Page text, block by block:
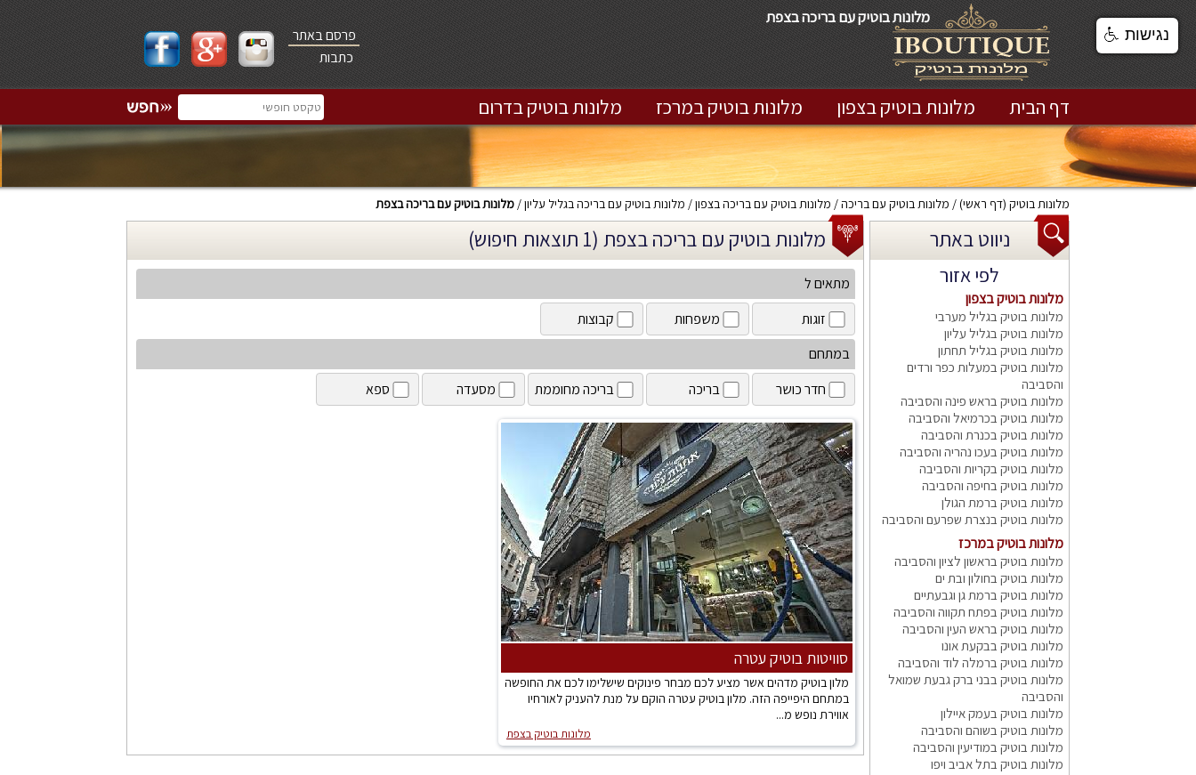
מלונות בוטיק עם בריכה בצפת
פרסם באתר
כתבות
דף הבית מלונות בוטיק בצפון מלונות בוטיק במרכז מלונות בוטיק בדרום
מלונות בוטיק (דף ראשי) מלונות בוטיק עם בריכה מלונות בוטיק עם בריכה בצפון מלונות בוטיק עם בריכה בגליל עליון מלונות בוטיק עם בריכה בצפת
ניווט באתר
לפי אזור
מלונות בוטיק בצפון
מלונות בוטיק בגליל מערבי
מלונות בוטיק בגליל עליון
מלונות בוטיק בגליל תחתון
מלונות בוטיק במעלות כפר ורדים
והסביבה
מלונות בוטיק בראש פינה והסביבה
מלונות בוטיק בכרמיאל והסביבה
מלונות בוטיק בכנרת והסביבה
מלונות בוטיק בעכו נהריה והסביבה
מלונות בוטיק בקריות והסביבה
מלונות בוטיק בחיפה והסביבה
מלונות בוטיק ברמת הגולן
מלונות בוטיק בנצרת שפרעם והסביבה
מלונות בוטיק במרכז
מלונות בוטיק בראשון לציון והסביבה
מלונות בוטיק בחולון ובת ים
מלונות בוטיק ברמת גן וגבעתיים
מלונות בוטיק בפתח תקווה והסביבה
מלונות בוטיק בראש העין והסביבה
מלונות בוטיק בבקעת אונו
מלונות בוטיק ברמלה לוד והסביבה
מלונות בוטיק בבני ברק גבעת שמואל
והסביבה
מלונות בוטיק בעמק איילון
מלונות בוטיק בשוהם והסביבה
מלונות בוטיק במודיעין והסביבה
מלונות בוטיק בתל אביב ויפו
מלונות בוטיק עם בריכה בצפת (1 תוצאות חיפוש)
מתאים ל
זוגות
משפחות
קבוצות
במתחם
חדר כושר
בריכה בריכה מחוממת מסעדה ספא
סוויטות בוטיק עטרה
מלון בוטיק מדהים אשר מציע לכם מבחר פינוקים שישלימו לכם את החופשה
במתחם היפייפה הזה. מלון בוטיק עטרה הוקם על מנת להעניק לאורחיו
אווירת נופש מ...
מלונות בוטיק בצפת
נגישות